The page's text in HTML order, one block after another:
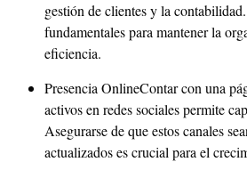
gestión de clientes y la
fundamentales para mantener la
eficiencia.
Presencia OnlineContar con una
activos en redes sociales permite
Asegurarse de que estos canales
actualizados es crucial para el